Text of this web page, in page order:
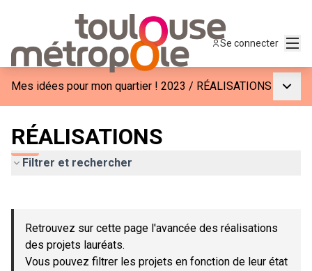
Se connecter
Mes idées pour mon quartier ! 2023 / RÉALISATIONS
RÉALISATIONS
Filtrer et rechercher
−
Retrouvez sur cette page l'avancée des réalisations
des projets lauréats.
Vous pouvez filtrer les projets en fonction de leur état